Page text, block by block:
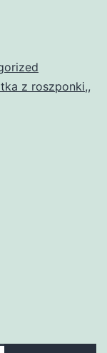
z roszponki,,